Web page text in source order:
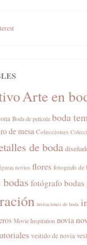
Arte en
Boda de película boda
de mesa Colecciones
de boda
novios flores fotografo de
fotógrafo bodas
invitaciones de boda
Movie Inspiration novia
vestido de novia